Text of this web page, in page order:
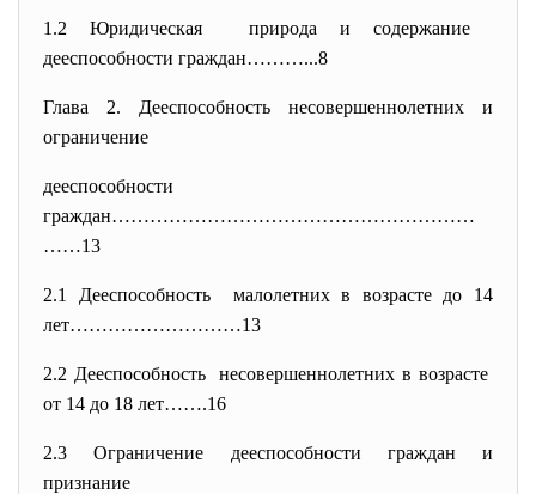
1.2 Юридическая природа и содержание
дееспособности граждан………...8
Глава 2. Дееспособность несовершеннолетних и
ограничение
дееспособности
граждан…………………………………………………
……13
2.1 Дееспособность малолетних в возрасте до 14
лет………………………13
2.2 Дееспособность несовершеннолетних в возрасте
от 14 до 18 лет…….16
2.3 Ограничение дееспособности граждан и
признание